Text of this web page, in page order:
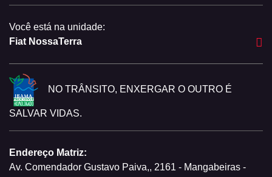
Você está na unidade:
Fiat NossaTerra
NO TRÂNSITO, ENXERGAR O OUTRO É
SALVAR VIDAS.
Endereço Matriz:
Av. Comendador Gustavo Paiva,, 2161 - Mangabeiras -